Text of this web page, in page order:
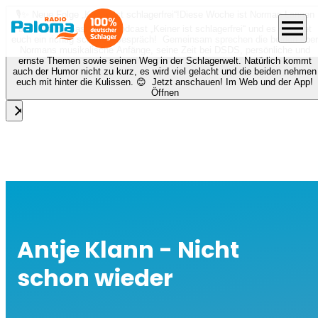
🎙️✨ Neue Folge „Keiner ist schlagerfrei“!
Diese Woche ist Norman Langen
bei Nora zu Gast beim Podcast „Keiner ist schlagerfrei“ und es erwartet
euch ein richtig schönes Gespräch! Gemeinsam sprechen die beiden über
Normans musikalische Anfänge, seine Zeit bei DSDS, persönliche und
ernste Themen sowie seinen Weg in der Schlagerwelt. Natürlich kommt
auch der Humor nicht zu kurz, es wird viel gelacht und die beiden nehmen
euch mit hinter die Kulissen. 😊 Jetzt anschauen! Im Web und der App!
Öffnen
close
menu
Antje Klann - Nicht
schon wieder